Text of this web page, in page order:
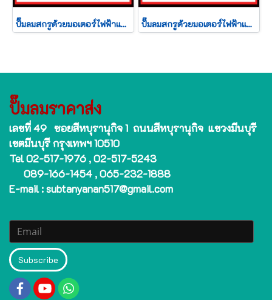
ปั๊มลมสกรูด้วยมอเตอร์ไฟฟ้าแบบแม่เหล็ก TIGER รุ่น TSC-20PM 20HP 380v ปั๊มลมสกรูด้วยมอเตอร์ไฟฟ้าแบบแม่เหล็ก TIGER รุ่น TSC-50PM 50HP 380v
ปั๊มลมราคาส่ง
เลขที่ 49 ซอยสีหบุรานุกิจ 1 ถนนสีหบุรานุกิจ แขวงมีนบุรี
เขตมีนบุรี กรุงเทพฯ 10510
Tel 02-517-1976 , 02-517-5243
089-166-1454 , 065-232-1888
E-mail : subtanyanan517@gmail.com
Subscribe